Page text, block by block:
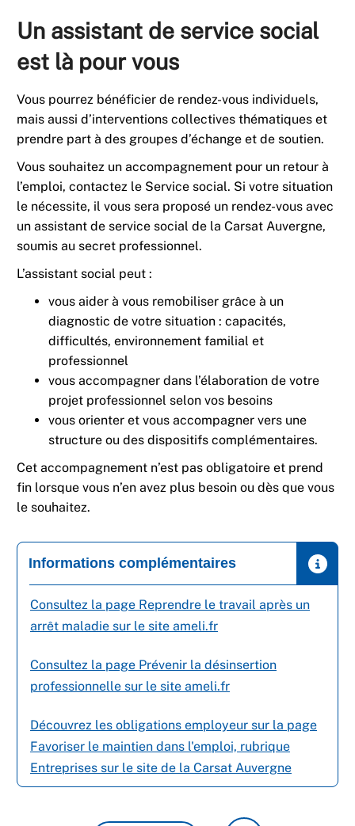
Un assistant de service social
est là pour vous
​Vous pourrez bénéficier de rendez-vous individuels,
mais aussi d’interventions collectives thématiques et
prendre part à des groupes d’échange et de soutien.​
Vous souhaitez un accompagnement pour un retour à
l’emploi, contactez le Service social. Si votre situation
le nécessite, il vous sera proposé un rendez-vous avec
un assistant de service social de la Carsat Auvergne,
soumis au secret professionnel.​
L’assistant social peut : ​
vous aider à vous remobiliser grâce à un
diagnostic de votre situation : capacités,
difficultés, environnement familial et
professionnel ​
vous accompagner dans l’élaboration de votre
projet professionnel selon vos besoins​
vous orienter et vous accompagner vers une
structure ou des dispositifs complémentaires.​
Cet accompagnement n’est pas obligatoire et prend
fin lorsque vous n’en avez plus besoin ou dès que vous
le souhaitez.
Informations complémentaires
Consultez la page Reprendre le travail après un
arrêt maladie ​sur le site ameli.fr
Consultez la page Prévenir la désinsertion
professionnelle ​sur le site ameli.fr​
Découvrez les obligations employeur sur la page
Favoriser le maintien dans l'emploi, rubrique
Entreprises sur le site de la Carsat Auvergne